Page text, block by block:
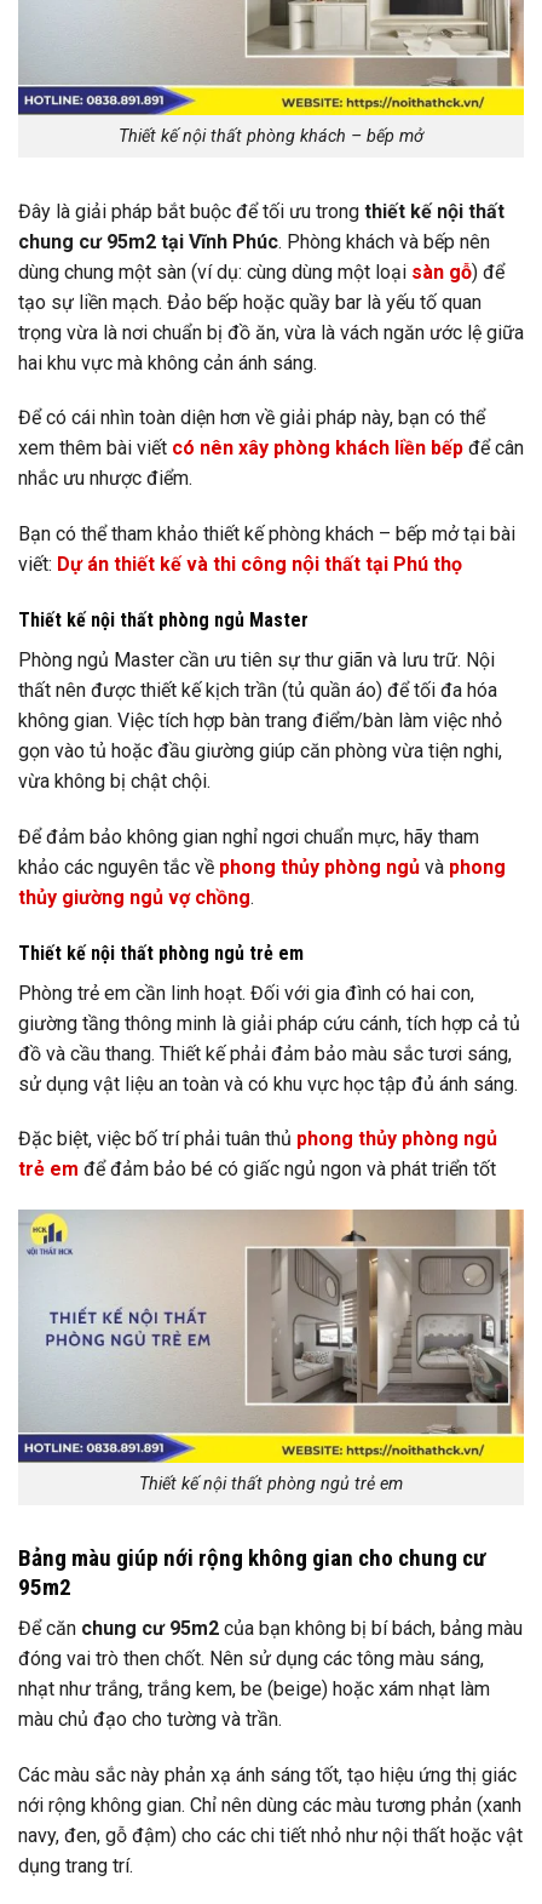
Thiết kế nội thất phòng khách – bếp mở
Đây là giải pháp bắt buộc để tối ưu trong thiết kế nội thất
chung cư 95m2 tại Vĩnh Phúc. Phòng khách và bếp nên
dùng chung một sàn (ví dụ: cùng dùng một loại sàn gỗ) để
tạo sự liền mạch. Đảo bếp hoặc quầy bar là yếu tố quan
trọng vừa là nơi chuẩn bị đồ ăn, vừa là vách ngăn ước lệ giữa
hai khu vực mà không cản ánh sáng.
Để có cái nhìn toàn diện hơn về giải pháp này, bạn có thể
xem thêm bài viết có nên xây phòng khách liền bếp để cân
nhắc ưu nhược điểm.
Bạn có thể tham khảo thiết kế phòng khách – bếp mở tại bài
viết: Dự án thiết kế và thi công nội thất tại Phú thọ
Thiết kế nội thất phòng ngủ Master
Phòng ngủ Master cần ưu tiên sự thư giãn và lưu trữ. Nội
thất nên được thiết kế kịch trần (tủ quần áo) để tối đa hóa
không gian. Việc tích hợp bàn trang điểm/bàn làm việc nhỏ
gọn vào tủ hoặc đầu giường giúp căn phòng vừa tiện nghi,
vừa không bị chật chội.
Để đảm bảo không gian nghỉ ngơi chuẩn mực, hãy tham
khảo các nguyên tắc về phong thủy phòng ngủ và phong
thủy giường ngủ vợ chồng.
Thiết kế nội thất phòng ngủ trẻ em
Phòng trẻ em cần linh hoạt. Đối với gia đình có hai con,
giường tầng thông minh là giải pháp cứu cánh, tích hợp cả tủ
đồ và cầu thang. Thiết kế phải đảm bảo màu sắc tươi sáng,
sử dụng vật liệu an toàn và có khu vực học tập đủ ánh sáng.
Đặc biệt, việc bố trí phải tuân thủ phong thủy phòng ngủ
trẻ em để đảm bảo bé có giấc ngủ ngon và phát triển tốt
Thiết kế nội thất phòng ngủ trẻ em
Bảng màu giúp nới rộng không gian cho chung cư
95m2
Để căn chung cư 95m2 của bạn không bị bí bách, bảng màu
đóng vai trò then chốt. Nên sử dụng các tông màu sáng,
nhạt như trắng, trắng kem, be (beige) hoặc xám nhạt làm
màu chủ đạo cho tường và trần.
Các màu sắc này phản xạ ánh sáng tốt, tạo hiệu ứng thị giác
nới rộng không gian. Chỉ nên dùng các màu tương phản (xanh
navy, đen, gỗ đậm) cho các chi tiết nhỏ như nội thất hoặc vật
dụng trang trí.